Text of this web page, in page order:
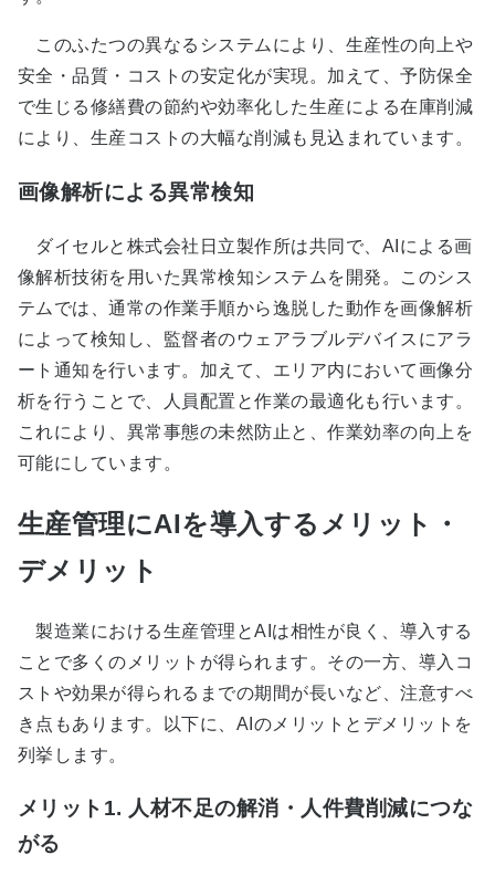
このふたつの異なるシステムにより、生産性の向上や
安全・品質・コストの安定化が実現。加えて、予防保全
で生じる修繕費の節約や効率化した生産による在庫削減
により、生産コストの大幅な削減も見込まれています。
画像解析による異常検知
ダイセルと株式会社日立製作所は共同で、AIによる画
像解析技術を用いた異常検知システムを開発。このシス
テムでは、通常の作業手順から逸脱した動作を画像解析
によって検知し、監督者のウェアラブルデバイスにアラ
ート通知を行います。加えて、エリア内において画像分
析を行うことで、人員配置と作業の最適化も行います。
これにより、異常事態の未然防止と、作業効率の向上を
可能にしています。
生産管理にAIを導入するメリット・
デメリット
製造業における生産管理とAIは相性が良く、導入する
ことで多くのメリットが得られます。その一方、導入コ
ストや効果が得られるまでの期間が長いなど、注意すべ
き点もあります。以下に、AIのメリットとデメリットを
列挙します。
メリット1. 人材不足の解消・人件費削減につな
がる